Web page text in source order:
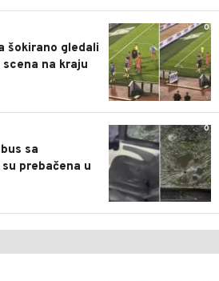
0
šokirano gledali
na kraju
0
sa
prebačena u